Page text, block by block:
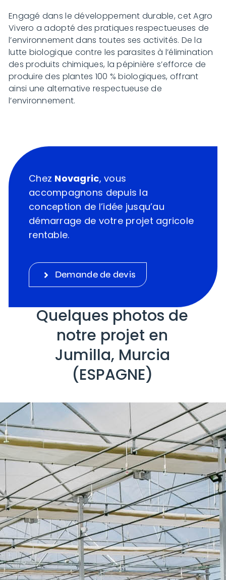
Engagé dans le développement durable, cet Agro
Vivero a adopté des pratiques respectueuses de
l’environnement dans toutes ses activités. De la
lutte biologique contre les parasites à l’élimination
des produits chimiques, la pépinière s’efforce de
produire des plantes 100 % biologiques, offrant
ainsi une alternative respectueuse de
l’environnement.
Chez Novagric, vous
accompagnons depuis la
conception de l’idée jusqu’au
démarrage de votre projet agricole
rentable.
Demande de devis
Quelques photos de
notre projet en
Jumilla, Murcia
(ESPAGNE)